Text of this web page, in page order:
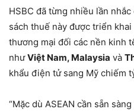
HSBC đã từng nhiều lần
sách thuế này được triển
thương mại đối các nền kinh
nhưViệt Nam, Malaysia và
khẩu điện tử sang Mỹ chiếm
“Mặc dù ASEAN cần sẵn